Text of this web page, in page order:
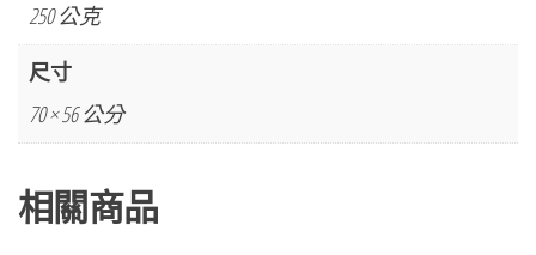
250 公克
尺寸
70 × 56 公分
相關商品